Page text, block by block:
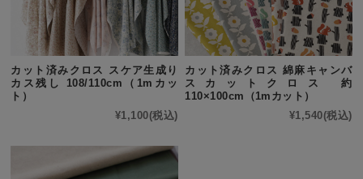
カット済みクロス スケア生成り
カス残し 108/110cm（1mカッ
ト）
¥1,100(税込)
カット済みクロス 綿麻キャンバ
スカットクロス 約
110×100cm（1mカット）
¥1,540(税込)